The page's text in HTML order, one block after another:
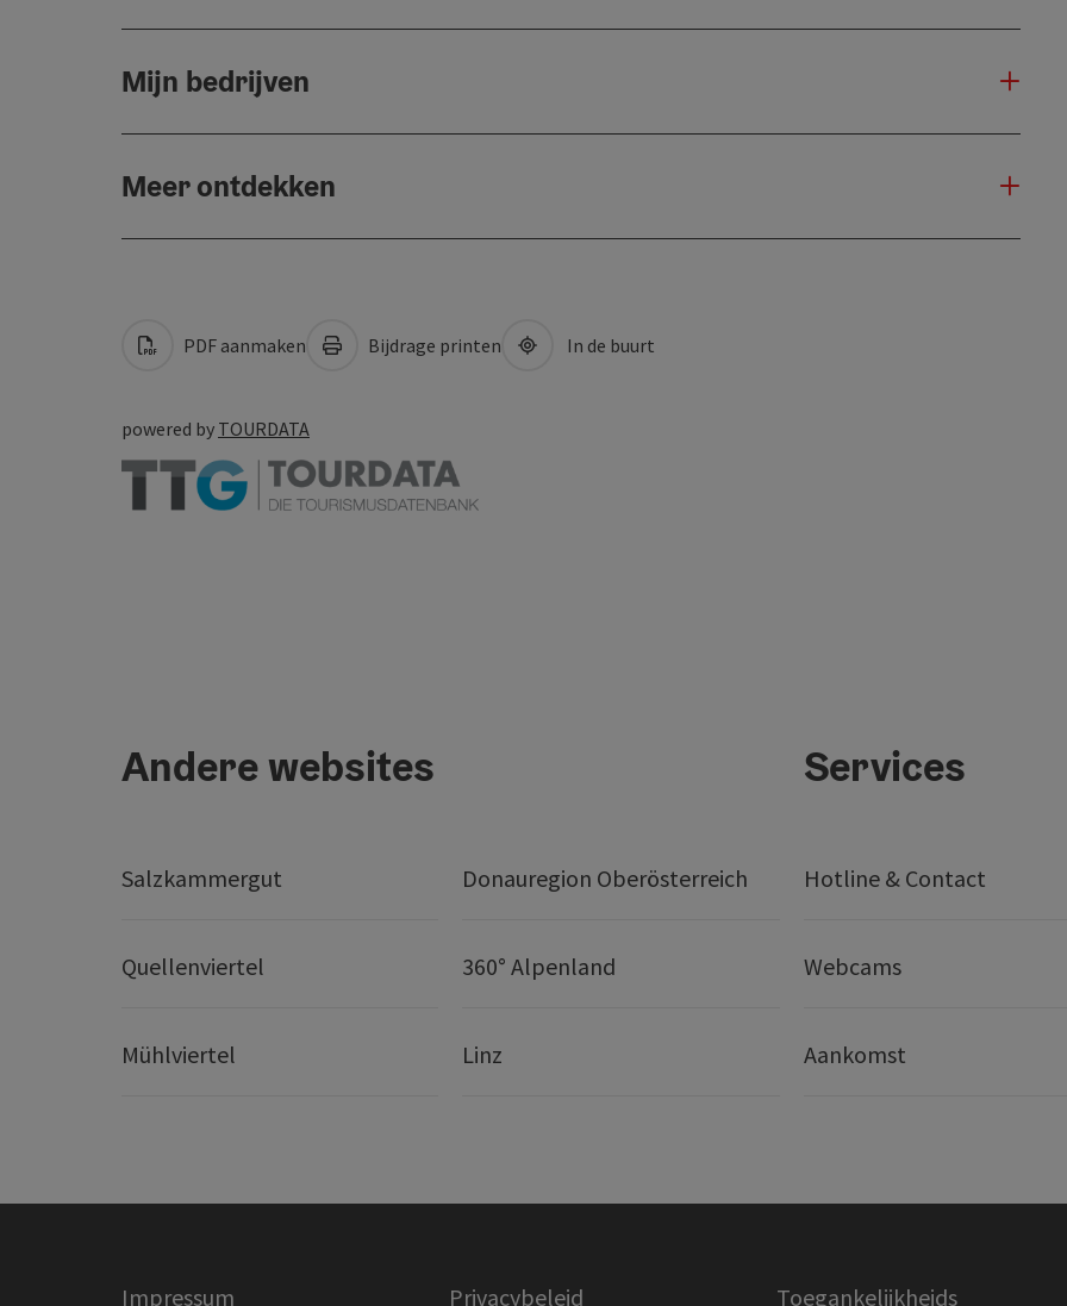
Mijn bedrijven
Meer ontdekken
PDF aanmaken Bijdrage printen In de buurt
powered by TOURDATA
Andere websites
Salzkammergut Donauregion Oberösterreich
Quellenviertel 360° Alpenland
Mühlviertel Linz
Services
Hotline & Contact
Webcams
Aankomst
Impressum Privacybeleid Toegankelijkheids